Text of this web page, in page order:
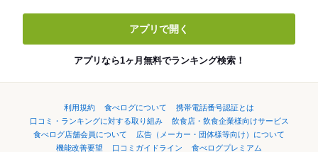
アプリで開く
アプリなら1ヶ月無料でランキング検索！
利用規約 食べログについて
携帯電話番号認証とは
口コミ・ランキングに対する取り組み
飲食店・飲食企業様向けサービス
食べログ店舗会員について
広告（メーカー・団体様等向け）について
機能改善要望
口コミガイドライン 食べログプレミアム